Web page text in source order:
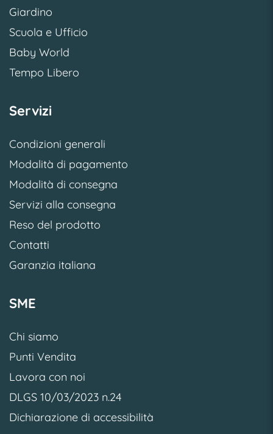
Giardino
Scuola e Ufficio
Baby World
Tempo Libero
Servizi
Condizioni generali
Modalità di pagamento
Modalità di consegna
Servizi alla consegna
Reso del prodotto
Contatti
Garanzia italiana
SME
Chi siamo
Punti Vendita
Lavora con noi
DLGS 10/03/2023 n.24
Dichiarazione di accessibilità